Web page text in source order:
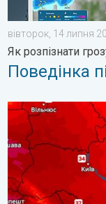
вівторок, 14 липня
Як розпізнати
Поведінка
Автомобіль може